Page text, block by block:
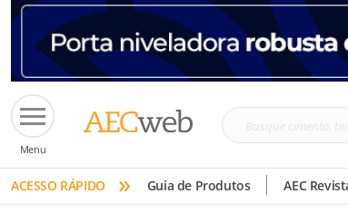
Menu
Busque
tinta,
etc
ACESSO RÁPIDO » Guia de Produtos AEC